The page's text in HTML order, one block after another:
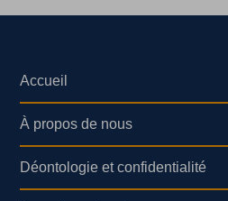
Accueil
À propos de nous
Déontologie et confidentialité